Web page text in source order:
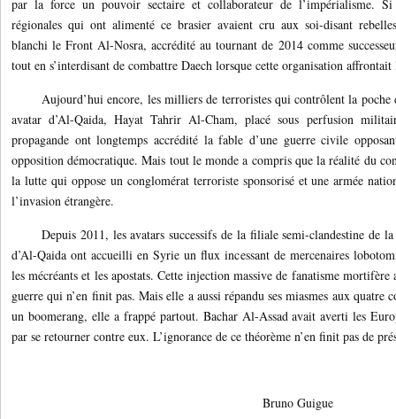
par la force un pouvoir sectaire et collaborateur de l’impérialisme. Si
régionales qui ont alimenté ce brasier avaient cru aux soi-disant
blanchi le Front Al-Nosra, accrédité au tournant de 2014 comme
tout en s’interdisant de combattre Daech lorsque cette organisation affrontait
Aujourd’hui encore, les milliers de terroristes qui contrôlent la poche
avatar d’Al-Qaida, Hayat Tahrir Al-Cham, placé sous perfusion
propagande ont longtemps accrédité la fable d’une guerre civile
opposition démocratique. Mais tout le monde a compris que la réalité du
la lutte qui oppose un conglomérat terroriste sponsorisé et une armée
l’invasion étrangère.
Depuis 2011, les avatars successifs de la filiale semi-clandestine de
d’Al-Qaida ont accueilli en Syrie un flux incessant de mercenaires
les mécréants et les apostats. Cette injection massive de fanatisme
guerre qui n’en finit pas. Mais elle a aussi répandu ses miasmes aux quatre
un boomerang, elle a frappé partout. Bachar Al-Assad avait averti les
par se retourner contre eux. L’ignorance de ce théorème n’en finit pas de
Bruno Guigue